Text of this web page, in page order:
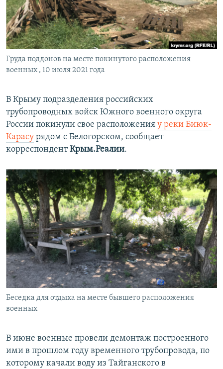
ПОБЕДИТЕЛЕЙ НЕ СУДЯТ?
КРЫМ.НЕПОКОРЕННЫЙ
ELIFBE
УКРАИНСКАЯ ПРОБЛЕМА КРЫМА
ПРИСОЕДИНЯЙТЕСЬ!
Все сайты RFE/RL
Груда поддонов на месте покинутого расположения
военных , 10 июля 2021 года
В Крыму подразделения российских
трубопроводных войск Южного военного округа
России покинули свое расположения у реки Биюк-
Карасу рядом с Белогорском, сообщает
корреспондентКрым.Реалии.
Беседка для отдыха на месте бывшего расположения
военных
В июне военные провели демонтаж построенного
ими в прошлом году временного трубопровода, по
которому качали воду из Тайганского в